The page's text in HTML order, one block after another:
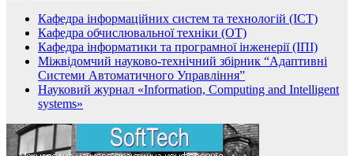
Кафедра інформаційних систем та технологій (ІСТ)
Кафедра обчислювальної техніки (ОТ)
Кафедра інформатики та програмної інженерії (ІПІ)
Міжвідомчий науково-технічний збірник “Адаптивні
Системи Автоматичного Управління”
Науковий журнал «Information, Computing and Intelligent
systems»